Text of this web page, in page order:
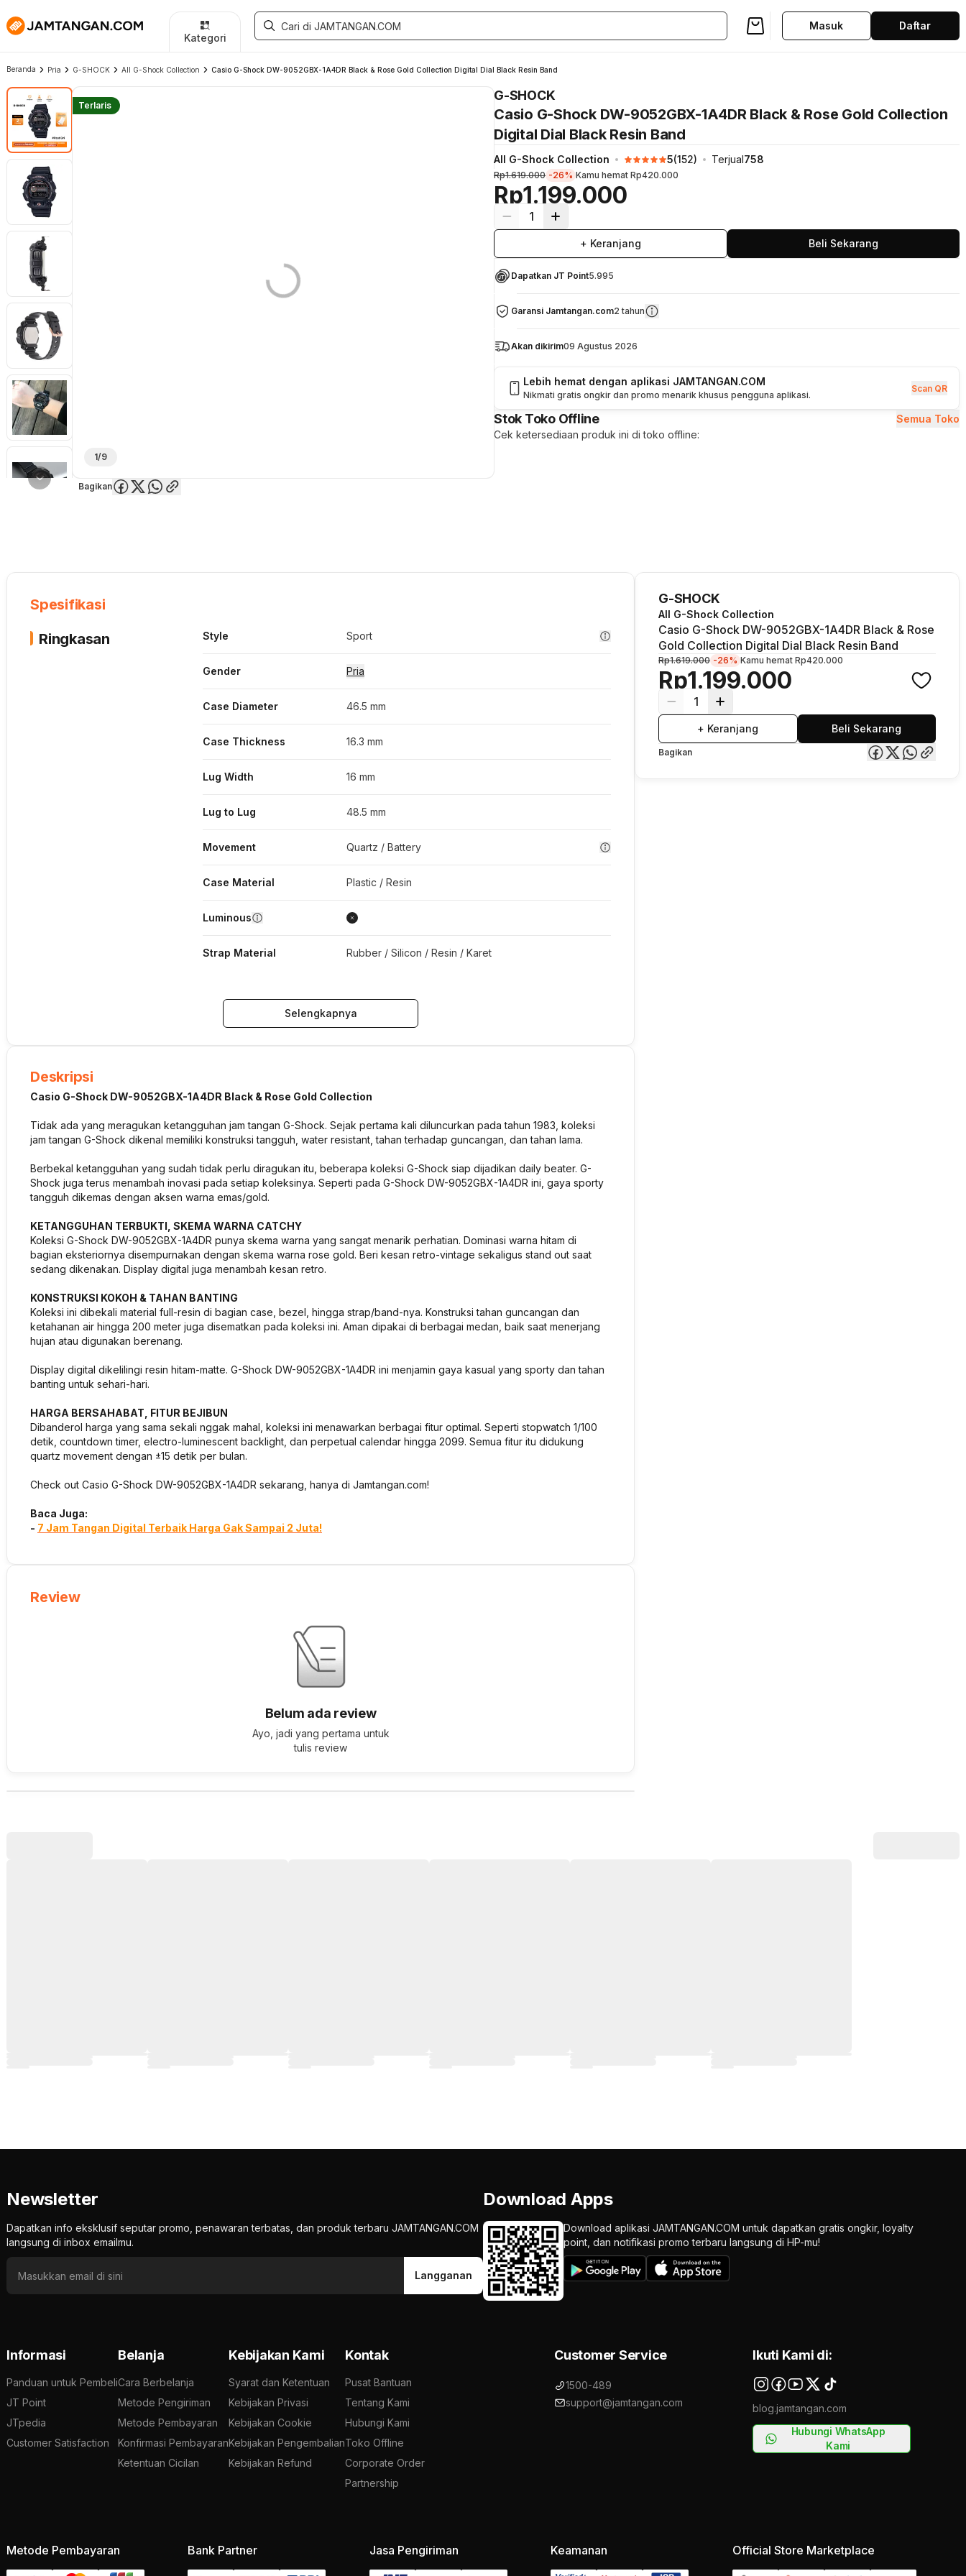
Newsletter
Dapatkan info eksklusif seputar promo, penawaran terbatas, dan produk terbaru JAMTANGAN.COM
langsung di inbox emailmu.
Langganan
Download Apps
Download aplikasi JAMTANGAN.COM untuk dapatkan gratis ongkir, loyalty
point, dan notifikasi promo terbaru langsung di HP-mu!
Informasi
Panduan untuk Pembeli
JT Point
JTpedia
Customer Satisfaction
Belanja
Cara Berbelanja
Metode Pengiriman
Metode Pembayaran
Konfirmasi Pembayaran
Ketentuan Cicilan
Kebijakan Kami
Syarat dan Ketentuan
Kebijakan Privasi
Kebijakan Cookie
Kebijakan Pengembalian
Kebijakan Refund
Kontak
Pusat Bantuan
Tentang Kami
Hubungi Kami
Toko Offline
Corporate Order
Partnership
Customer Service
1500-489
support@jamtangan.com
Ikuti Kami di:
blog.jamtangan.com
Hubungi WhatsApp
Kami
Metode Pembayaran Bank Partner Jasa Pengiriman Keamanan Official Store Marketplace
Kategori
Masuk Daftar
Beranda Pria G-SHOCK All G-Shock Collection Casio G-Shock DW-9052GBX-1A4DR Black & Rose Gold Collection Digital Dial Black Resin Band
Terlaris
1/9
Bagikan
G-SHOCK
Casio G-Shock DW-9052GBX-1A4DR Black & Rose Gold Collection
Digital Dial Black Resin Band
All G-Shock Collection 5(152) Terjual758
Rp1.199.000
Rp1.619.000 -26% Kamu hemat Rp420.000
1
+ Keranjang Beli Sekarang
Dapatkan JT Point5.995
Garansi Jamtangan.com2 tahun
Akan dikirim09 Agustus 2026
Lebih hemat dengan aplikasi JAMTANGAN.COM
Nikmati gratis ongkir dan promo menarik khusus pengguna aplikasi.
Scan QR
Stok Toko Offline
Semua Toko
Cek ketersediaan produk ini di toko offline:
Spesifikasi
Ringkasan
Style Sport
Gender Pria
Case Diameter 46.5 mm
Case Thickness 16.3 mm
Lug Width 16 mm
Lug to Lug 48.5 mm
Movement Quartz / Battery
Case Material Plastic / Resin
Luminous
Strap Material Rubber / Silicon / Resin / Karet
Selengkapnya
Deskripsi
Casio G-Shock DW-9052GBX-1A4DR Black & Rose Gold Collection
Tidak ada yang meragukan ketangguhan jam tangan G-Shock. Sejak pertama kali diluncurkan pada tahun 1983, koleksi
jam tangan G-Shock dikenal memiliki konstruksi tangguh, water resistant, tahan terhadap guncangan, dan tahan lama.
Berbekal ketangguhan yang sudah tidak perlu diragukan itu, beberapa koleksi G-Shock siap dijadikan daily beater. G-
Shock juga terus menambah inovasi pada setiap koleksinya. Seperti pada G-Shock DW-9052GBX-1A4DR ini, gaya sporty
tangguh dikemas dengan aksen warna emas/gold.
KETANGGUHAN TERBUKTI, SKEMA WARNA CATCHY
Koleksi G-Shock DW-9052GBX-1A4DR punya skema warna yang sangat menarik perhatian. Dominasi warna hitam di
bagian eksteriornya disempurnakan dengan skema warna rose gold. Beri kesan retro-vintage sekaligus stand out saat
sedang dikenakan. Display digital juga menambah kesan retro.
KONSTRUKSI KOKOH & TAHAN BANTING
Koleksi ini dibekali material full-resin di bagian case, bezel, hingga strap/band-nya. Konstruksi tahan guncangan dan
ketahanan air hingga 200 meter juga disematkan pada koleksi ini. Aman dipakai di berbagai medan, baik saat menerjang
hujan atau digunakan berenang.
Display digital dikelilingi resin hitam-matte. G-Shock DW-9052GBX-1A4DR ini menjamin gaya kasual yang sporty dan tahan
banting untuk sehari-hari.
HARGA BERSAHABAT, FITUR BEJIBUN
Dibanderol harga yang sama sekali nggak mahal, koleksi ini menawarkan berbagai fitur optimal. Seperti stopwatch 1/100
detik, countdown timer, electro-luminescent backlight, dan perpetual calendar hingga 2099. Semua fitur itu didukung
quartz movement dengan ±15 detik per bulan.
Check out Casio G-Shock DW-9052GBX-1A4DR sekarang, hanya di Jamtangan.com!
Baca Juga:
- 7 Jam Tangan Digital Terbaik Harga Gak Sampai 2 Juta!
Review
Belum ada review
Ayo, jadi yang pertama untuk
tulis review
G-SHOCK
All G-Shock Collection
Casio G-Shock DW-9052GBX-1A4DR Black & Rose
Gold Collection Digital Dial Black Resin Band
Rp1.199.000
Rp1.619.000 -26% Kamu hemat Rp420.000
1
+ Keranjang Beli Sekarang
Bagikan